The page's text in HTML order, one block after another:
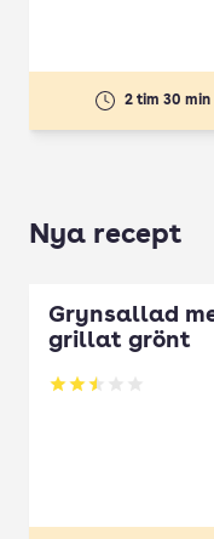
2 tim 30 min
Nya recept
Grynsallad
grillat grönt
Betyg: 2.5 av 5